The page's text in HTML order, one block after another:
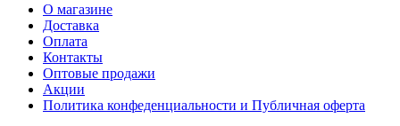
О магазине
Доставка
Оплата
Контакты
Оптовые продажи
Акции
Политика конфеденциальности и Публичная оферта